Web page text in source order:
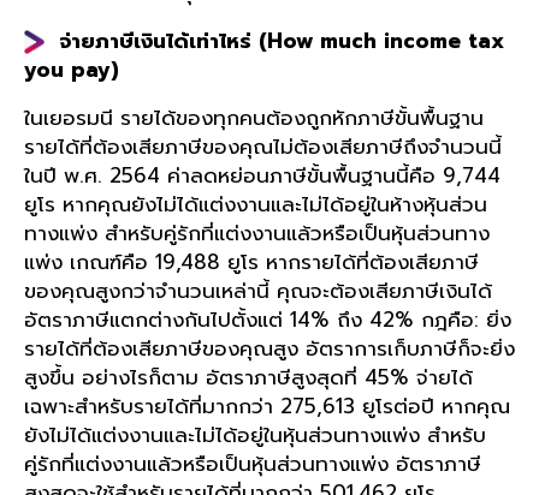
จ่ายภาษีเงินได้เท่าไหร่ (How much income tax
you pay)
ในเยอรมนี รายได้ของทุกคนต้องถูกหักภาษีขั้นพื้นฐาน
รายได้ที่ต้องเสียภาษีของคุณไม่ต้องเสียภาษีถึงจำนวนนี้
ในปี พ.ศ. 2564 ค่าลดหย่อนภาษีขั้นพื้นฐานนี้คือ 9,744
ยูโร หากคุณยังไม่ได้แต่งงานและไม่ได้อยู่ในห้างหุ้นส่วน
ทางแพ่ง สำหรับคู่รักที่แต่งงานแล้วหรือเป็นหุ้นส่วนทาง
แพ่ง เกณฑ์คือ 19,488 ยูโร หากรายได้ที่ต้องเสียภาษี
ของคุณสูงกว่าจำนวนเหล่านี้ คุณจะต้องเสียภาษีเงินได้
อัตราภาษีแตกต่างกันไปตั้งแต่ 14% ถึง 42% กฎคือ: ยิ่ง
รายได้ที่ต้องเสียภาษีของคุณสูง อัตราการเก็บภาษีก็จะยิ่ง
สูงขึ้น อย่างไรก็ตาม อัตราภาษีสูงสุดที่ 45% จ่ายได้
เฉพาะสำหรับรายได้ที่มากกว่า 275,613 ยูโรต่อปี หากคุณ
ยังไม่ได้แต่งงานและไม่ได้อยู่ในหุ้นส่วนทางแพ่ง สำหรับ
คู่รักที่แต่งงานแล้วหรือเป็นหุ้นส่วนทางแพ่ง อัตราภาษี